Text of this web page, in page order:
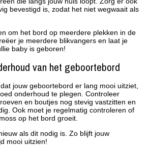
bevestigd is, zodat het niet wegwaait als
om het bord op meerdere plekken in de
je meerdere blikvangers en laat je
baby is geboren!
van het geboortebord
jouw geboortebord er lang mooi uitziet,
onderhoud te plegen. Controleer
en boutjes nog stevig vastzitten en
Ook moet je regelmatig controleren of
op het bord groeit.
als dit nodig is. Zo blijft jouw
mooi uitzien!